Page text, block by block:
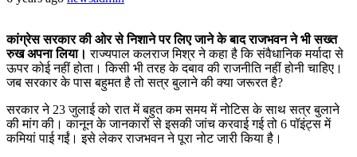
कांग्रेस सरकार की ओर से निशाने पर लिए जाने के बाद राजभवन ने भी सख्त
रुख अपना लिया। राज्यपाल कलराज मिश्र ने कहा है कि संवैधानिक मर्यादा से
ऊपर कोई नहीं होता। किसी भी तरह के दबाव की राजनीति नहीं होनी चाहिए।
जब सरकार के पास बहुमत है तो सत्र बुलाने की क्या जरूरत है?
सरकार ने 23 जुलाई को रात में बहुत कम समय में नोटिस के साथ सत्र बुलाने
की मांग की। कानून के जानकारों से इसकी जांच करवाई गई तो 6 पॉइंट्स में
कमियां पाई गईं। इसे लेकर राजभवन ने पूरा नोट जारी किया है।